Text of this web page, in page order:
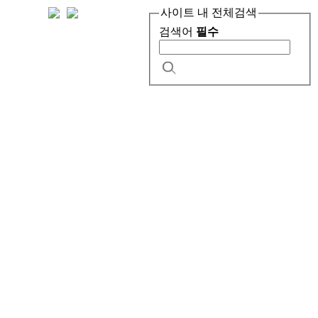
사이트 내 전체검색
검색어 필수